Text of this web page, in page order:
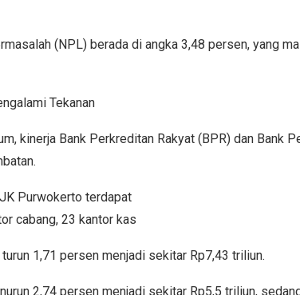
(NPL) berada di angka 3,48 persen, yang
Tekanan
kinerja Bank Perkreditan Rakyat (BPR) dan Bank
Purwokerto terdapat
cabang, 23 kantor kas
1,71 persen menjadi sekitar Rp7,43 triliun.
2,74 persen menjadi sekitar Rp5,5 triliun,